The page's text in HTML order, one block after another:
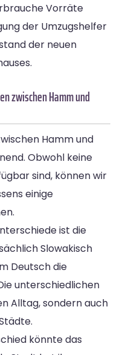
Vorräte
der Umzugshelfer
der neuen
zwischen Hamm und
Hamm und
Obwohl keine
sind, können wir
einige
ist die
Slowakisch
Deutsch die
unterschiedlichen
Alltag, sondern auch
könnte das